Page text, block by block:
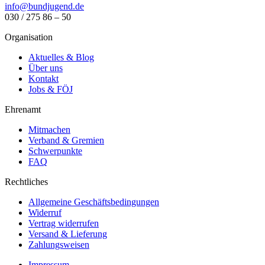
info@bundjugend.de
030 / 275 86 – 50
Organisation
Aktuelles & Blog
Über uns
Kontakt
Jobs & FÖJ
Ehrenamt
Mitmachen
Verband & Gremien
Schwerpunkte
FAQ
Rechtliches
Allgemeine Geschäftsbedingungen
Widerruf
Vertrag widerrufen
Versand & Lieferung
Zahlungsweisen